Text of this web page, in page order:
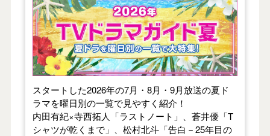
スタートした2026年の7月・8月・9月放送の夏ド
ラマを曜日別の一覧で見やすく紹介！
内田有紀×寺西拓人「ラストノート」、蒼井優「T
シャツが乾くまで」、松村北斗「告白－25年目の